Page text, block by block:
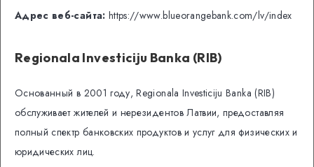
Адрес веб-сайта: https://www.blueorangebank.com/lv/index
Regionala Investiciju Banka (RIB)
Основанный в 2001 году, Regionala Investiciju Banka (RIB)
обслуживает жителей и нерезидентов Латвии, предоставляя
полный спектр банковских продуктов и услуг для физических и
юридических лиц.